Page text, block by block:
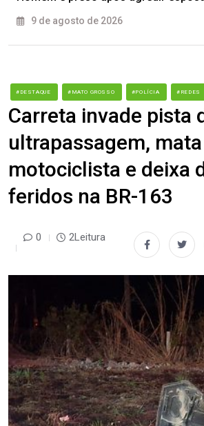
9 de agosto de 2026
#DESTAQUE #MATO GROSSO #POLÍCIA #REDES
Carreta invade pista
ultrapassagem, mata
motociclista e deixa
feridos na BR-163
0 2Leitura